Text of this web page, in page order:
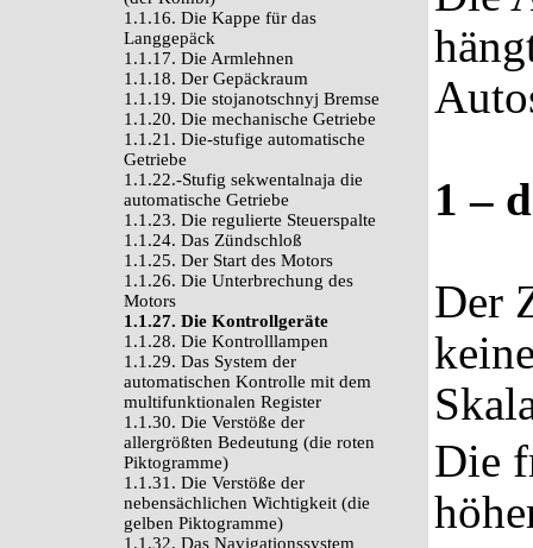
1.1.16. Die Kappe für das
Langgepäck
1.1.17. Die Armlehnen
1.1.18. Der Gepäckraum
1.1.19. Die stojanotschnyj Bremse
1.1.20. Die mechanische Getriebe
1.1.21. Die-stufige automatische
Getriebe
1.1.22.-Stufig sekwentalnaja die
automatische Getriebe
1.1.23. Die regulierte Steuerspalte
1.1.24. Das Zündschloß
1.1.25. Der Start des Motors
1.1.26. Die Unterbrechung des
Motors
1.1.27. Die Kontrollgeräte
1.1.28. Die Kontrolllampen
1.1.29. Das System der
automatischen Kontrolle mit dem
multifunktionalen Register
1.1.30. Die Verstöße der
allergrößten Bedeutung (die roten
Piktogramme)
1.1.31. Die Verstöße der
nebensächlichen Wichtigkeit (die
gelben Piktogramme)
1.1.32. Das Navigationssystem
1 –
Der
Die